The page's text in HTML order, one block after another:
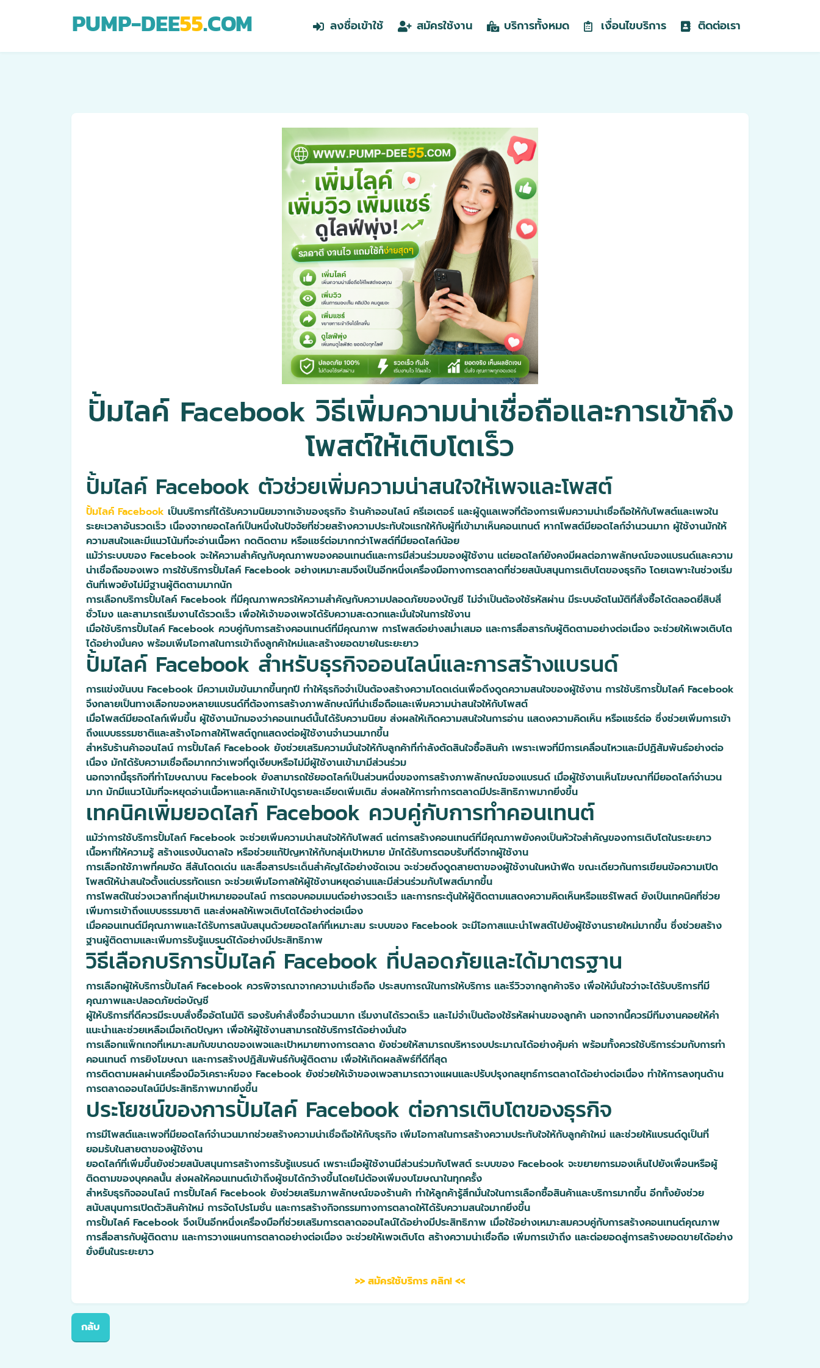
PUMP-DEE55.COM ลงชื่อเข้าใช้ สมัครใช้งาน บริการทั้งหมด เงื่อนไขบริการ ติดต่อเรา
ปั้มไลค์ Facebook วิธีเพิ่มความน่าเชื่อถือและการเข้าถึง
โพสต์ให้เติบโตเร็ว
ปั้มไลค์ Facebook ตัวช่วยเพิ่มความน่าสนใจให้เพจและโพสต์
ปั้มไลค์ Facebook เป็นบริการที่ได้รับความนิยมจากเจ้าของธุรกิจ ร้านค้าออนไลน์ ครีเอเตอร์ และผู้ดูแลเพจที่ต้องการเพิ่มความน่าเชื่อถือให้กับโพสต์และเพจใน
ระยะเวลาอันรวดเร็ว เนื่องจากยอดไลก์เป็นหนึ่งในปัจจัยที่ช่วยสร้างความประทับใจแรกให้กับผู้ที่เข้ามาเห็นคอนเทนต์ หากโพสต์มียอดไลก์จำนวนมาก ผู้ใช้งานมักให้
ความสนใจและมีแนวโน้มที่จะอ่านเนื้อหา กดติดตาม หรือแชร์ต่อมากกว่าโพสต์ที่มียอดไลก์น้อย
แม้ว่าระบบของ Facebook จะให้ความสำคัญกับคุณภาพของคอนเทนต์และการมีส่วนร่วมของผู้ใช้งาน แต่ยอดไลก์ยังคงมีผลต่อภาพลักษณ์ของแบรนด์และความ
น่าเชื่อถือของเพจ การใช้บริการปั้มไลค์ Facebook อย่างเหมาะสมจึงเป็นอีกหนึ่งเครื่องมือทางการตลาดที่ช่วยสนับสนุนการเติบโตของธุรกิจ โดยเฉพาะในช่วงเริ่ม
ต้นที่เพจยังไม่มีฐานผู้ติดตามมากนัก
การเลือกบริการปั้มไลค์ Facebook ที่มีคุณภาพควรให้ความสำคัญกับความปลอดภัยของบัญชี ไม่จำเป็นต้องใช้รหัสผ่าน มีระบบอัตโนมัติที่สั่งซื้อได้ตลอดยี่สิบสี่
ชั่วโมง และสามารถเริ่มงานได้รวดเร็ว เพื่อให้เจ้าของเพจได้รับความสะดวกและมั่นใจในการใช้งาน
เมื่อใช้บริการปั้มไลค์ Facebook ควบคู่กับการสร้างคอนเทนต์ที่มีคุณภาพ การโพสต์อย่างสม่ำเสมอ และการสื่อสารกับผู้ติดตามอย่างต่อเนื่อง จะช่วยให้เพจเติบโต
ได้อย่างมั่นคง พร้อมเพิ่มโอกาสในการเข้าถึงลูกค้าใหม่และสร้างยอดขายในระยะยาว
ปั้มไลค์ Facebook สำหรับธุรกิจออนไลน์และการสร้างแบรนด์
การแข่งขันบน Facebook มีความเข้มข้นมากขึ้นทุกปี ทำให้ธุรกิจจำเป็นต้องสร้างความโดดเด่นเพื่อดึงดูดความสนใจของผู้ใช้งาน การใช้บริการปั้มไลค์ Facebook
จึงกลายเป็นทางเลือกของหลายแบรนด์ที่ต้องการสร้างภาพลักษณ์ที่น่าเชื่อถือและเพิ่มความน่าสนใจให้กับโพสต์
เมื่อโพสต์มียอดไลก์เพิ่มขึ้น ผู้ใช้งานมักมองว่าคอนเทนต์นั้นได้รับความนิยม ส่งผลให้เกิดความสนใจในการอ่าน แสดงความคิดเห็น หรือแชร์ต่อ ซึ่งช่วยเพิ่มการเข้า
ถึงแบบธรรมชาติและสร้างโอกาสให้โพสต์ถูกแสดงต่อผู้ใช้งานจำนวนมากขึ้น
สำหรับร้านค้าออนไลน์ การปั้มไลค์ Facebook ยังช่วยเสริมความมั่นใจให้กับลูกค้าที่กำลังตัดสินใจซื้อสินค้า เพราะเพจที่มีการเคลื่อนไหวและมีปฏิสัมพันธ์อย่างต่อ
เนื่อง มักได้รับความเชื่อถือมากกว่าเพจที่ดูเงียบหรือไม่มีผู้ใช้งานเข้ามามีส่วนร่วม
นอกจากนี้ธุรกิจที่ทำโฆษณาบน Facebook ยังสามารถใช้ยอดไลก์เป็นส่วนหนึ่งของการสร้างภาพลักษณ์ของแบรนด์ เมื่อผู้ใช้งานเห็นโฆษณาที่มียอดไลก์จำนวน
มาก มักมีแนวโน้มที่จะหยุดอ่านเนื้อหาและคลิกเข้าไปดูรายละเอียดเพิ่มเติม ส่งผลให้การทำการตลาดมีประสิทธิภาพมากยิ่งขึ้น
เทคนิคเพิ่มยอดไลก์ Facebook ควบคู่กับการทำคอนเทนต์
แม้ว่าการใช้บริการปั้มไลก์ Facebook จะช่วยเพิ่มความน่าสนใจให้กับโพสต์ แต่การสร้างคอนเทนต์ที่มีคุณภาพยังคงเป็นหัวใจสำคัญของการเติบโตในระยะยาว
เนื้อหาที่ให้ความรู้ สร้างแรงบันดาลใจ หรือช่วยแก้ปัญหาให้กับกลุ่มเป้าหมาย มักได้รับการตอบรับที่ดีจากผู้ใช้งาน
การเลือกใช้ภาพที่คมชัด สีสันโดดเด่น และสื่อสารประเด็นสำคัญได้อย่างชัดเจน จะช่วยดึงดูดสายตาของผู้ใช้งานในหน้าฟีด ขณะเดียวกันการเขียนข้อความเปิด
โพสต์ให้น่าสนใจตั้งแต่บรรทัดแรก จะช่วยเพิ่มโอกาสให้ผู้ใช้งานหยุดอ่านและมีส่วนร่วมกับโพสต์มากขึ้น
การโพสต์ในช่วงเวลาที่กลุ่มเป้าหมายออนไลน์ การตอบคอมเมนต์อย่างรวดเร็ว และการกระตุ้นให้ผู้ติดตามแสดงความคิดเห็นหรือแชร์โพสต์ ยังเป็นเทคนิคที่ช่วย
เพิ่มการเข้าถึงแบบธรรมชาติ และส่งผลให้เพจเติบโตได้อย่างต่อเนื่อง
เมื่อคอนเทนต์มีคุณภาพและได้รับการสนับสนุนด้วยยอดไลก์ที่เหมาะสม ระบบของ Facebook จะมีโอกาสแนะนำโพสต์ไปยังผู้ใช้งานรายใหม่มากขึ้น ซึ่งช่วยสร้าง
ฐานผู้ติดตามและเพิ่มการรับรู้แบรนด์ได้อย่างมีประสิทธิภาพ
วิธีเลือกบริการปั้มไลค์ Facebook ที่ปลอดภัยและได้มาตรฐาน
การเลือกผู้ให้บริการปั้มไลค์ Facebook ควรพิจารณาจากความน่าเชื่อถือ ประสบการณ์ในการให้บริการ และรีวิวจากลูกค้าจริง เพื่อให้มั่นใจว่าจะได้รับบริการที่มี
คุณภาพและปลอดภัยต่อบัญชี
ผู้ให้บริการที่ดีควรมีระบบสั่งซื้ออัตโนมัติ รองรับคำสั่งซื้อจำนวนมาก เริ่มงานได้รวดเร็ว และไม่จำเป็นต้องใช้รหัสผ่านของลูกค้า นอกจากนี้ควรมีทีมงานคอยให้คำ
แนะนำและช่วยเหลือเมื่อเกิดปัญหา เพื่อให้ผู้ใช้งานสามารถใช้บริการได้อย่างมั่นใจ
การเลือกแพ็กเกจที่เหมาะสมกับขนาดของเพจและเป้าหมายทางการตลาด ยังช่วยให้สามารถบริหารงบประมาณได้อย่างคุ้มค่า พร้อมทั้งควรใช้บริการร่วมกับการทำ
คอนเทนต์ การยิงโฆษณา และการสร้างปฏิสัมพันธ์กับผู้ติดตาม เพื่อให้เกิดผลลัพธ์ที่ดีที่สุด
การติดตามผลผ่านเครื่องมือวิเคราะห์ของ Facebook ยังช่วยให้เจ้าของเพจสามารถวางแผนและปรับปรุงกลยุทธ์การตลาดได้อย่างต่อเนื่อง ทำให้การลงทุนด้าน
การตลาดออนไลน์มีประสิทธิภาพมากยิ่งขึ้น
ประโยชน์ของการปั้มไลค์ Facebook ต่อการเติบโตของธุรกิจ
การมีโพสต์และเพจที่มียอดไลก์จำนวนมากช่วยสร้างความน่าเชื่อถือให้กับธุรกิจ เพิ่มโอกาสในการสร้างความประทับใจให้กับลูกค้าใหม่ และช่วยให้แบรนด์ดูเป็นที่
ยอมรับในสายตาของผู้ใช้งาน
ยอดไลก์ที่เพิ่มขึ้นยังช่วยสนับสนุนการสร้างการรับรู้แบรนด์ เพราะเมื่อผู้ใช้งานมีส่วนร่วมกับโพสต์ ระบบของ Facebook จะขยายการมองเห็นไปยังเพื่อนหรือผู้
ติดตามของบุคคลนั้น ส่งผลให้คอนเทนต์เข้าถึงผู้ชมได้กว้างขึ้นโดยไม่ต้องเพิ่มงบโฆษณาในทุกครั้ง
สำหรับธุรกิจออนไลน์ การปั้มไลค์ Facebook ยังช่วยเสริมภาพลักษณ์ของร้านค้า ทำให้ลูกค้ารู้สึกมั่นใจในการเลือกซื้อสินค้าและบริการมากขึ้น อีกทั้งยังช่วย
สนับสนุนการเปิดตัวสินค้าใหม่ การจัดโปรโมชั่น และการสร้างกิจกรรมทางการตลาดให้ได้รับความสนใจมากยิ่งขึ้น
การปั้มไลค์ Facebook จึงเป็นอีกหนึ่งเครื่องมือที่ช่วยเสริมการตลาดออนไลน์ได้อย่างมีประสิทธิภาพ เมื่อใช้อย่างเหมาะสมควบคู่กับการสร้างคอนเทนต์คุณภาพ
การสื่อสารกับผู้ติดตาม และการวางแผนการตลาดอย่างต่อเนื่อง จะช่วยให้เพจเติบโต สร้างความน่าเชื่อถือ เพิ่มการเข้าถึง และต่อยอดสู่การสร้างยอดขายได้อย่าง
ยั่งยืนในระยะยาว
>> สมัครใช้บริการ คลิก! <<
กลับ